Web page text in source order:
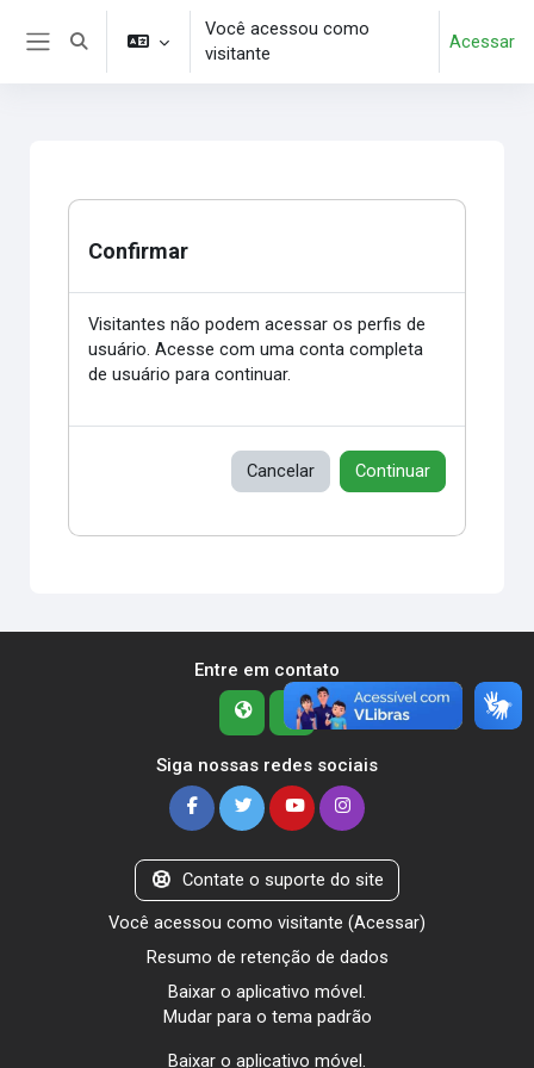
Ir para o conteúdo principal
Alternar entrada de pesquisa
Você acessou como
visitante
Acessar
Confirmar
Visitantes não podem acessar os perfis de
usuário. Acesse com uma conta completa
de usuário para continuar.
Cancelar Continuar
Entre em contato
Siga nossas redes sociais
Contate o suporte do site
Você acessou como visitante (Acessar)
Resumo de retenção de dados
Baixar o aplicativo móvel.
Mudar para o tema padrão
Baixar o aplicativo móvel.